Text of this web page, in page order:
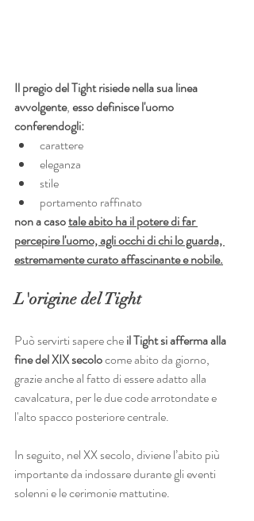
Il pregio del Tight risiede nella sua linea
avvolgente, esso definisce l'uomo
conferendogli:
carattere
eleganza
stile
portamento raffinato
non a caso tale abito ha il potere di far
percepire l'uomo, agli occhi di chi lo guarda,
estremamente curato affascinante e nobile.
L'origine del Tight
Può servirti sapere che il Tight si afferma alla
fine del XIX secolo come abito da giorno,
grazie anche al fatto di essere adatto alla
cavalcatura, per le due code arrotondate e
l'alto spacco posteriore centrale.
In seguito, nel XX secolo, diviene l’abito più
importante da indossare durante gli eventi
solenni e le cerimonie mattutine.